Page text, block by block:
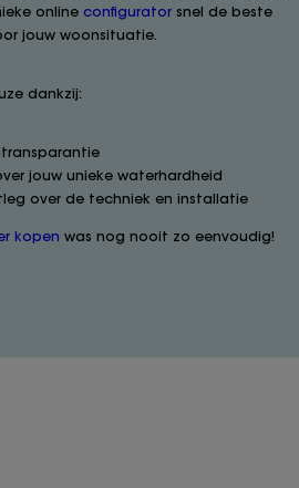
online configurator snel de beste
jouw woonsituatie.
dankzij:
jouw unieke waterhardheid
over de techniek en installatie
kopen was nog nooit zo eenvoudig!